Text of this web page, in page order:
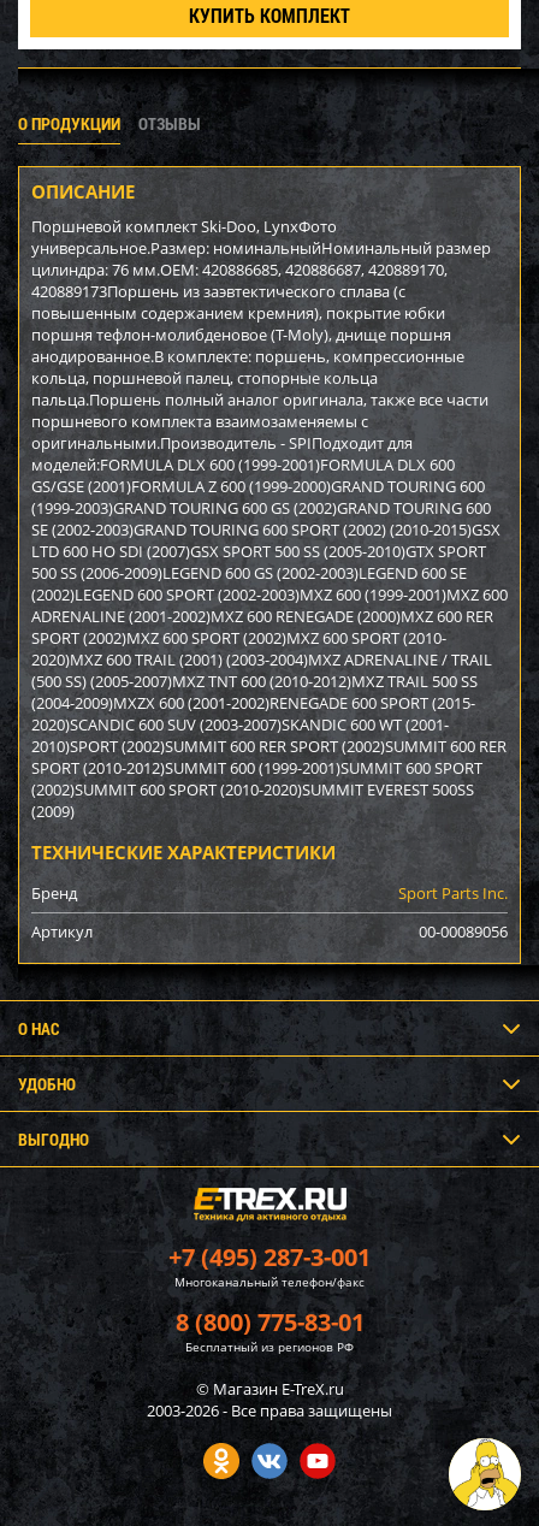
КУПИТЬ КОМПЛЕКТ
О ПРОДУКЦИИ ОТЗЫВЫ
ОПИСАНИЕ
Поршневой комплект Ski-Doo, LynxФото
универсальное.Размер: номинальныйНоминальный размер
цилиндра: 76 мм.OEM: 420886685, 420886687, 420889170,
420889173Поршень из заэвтектического сплава (с
повышенным содержанием кремния), покрытие юбки
поршня тефлон-молибденовое (T-Moly), днище поршня
анодированное.В комплекте: поршень, компрессионные
кольца, поршневой палец, стопорные кольца
пальца.Поршень полный аналог оригинала, также все части
поршневого комплекта взаимозаменяемы с
оригинальными.Производитель - SPIПодходит для
моделей:FORMULA DLX 600 (1999-2001)FORMULA DLX 600
GS/GSE (2001)FORMULA Z 600 (1999-2000)GRAND TOURING 600
(1999-2003)GRAND TOURING 600 GS (2002)GRAND TOURING 600
SE (2002-2003)GRAND TOURING 600 SPORT (2002) (2010-2015)GSX
LTD 600 HO SDI (2007)GSX SPORT 500 SS (2005-2010)GTX SPORT
500 SS (2006-2009)LEGEND 600 GS (2002-2003)LEGEND 600 SE
(2002)LEGEND 600 SPORT (2002-2003)MXZ 600 (1999-2001)MXZ 600
ADRENALINE (2001-2002)MXZ 600 RENEGADE (2000)MXZ 600 RER
SPORT (2002)MXZ 600 SPORT (2002)MXZ 600 SPORT (2010-
2020)MXZ 600 TRAIL (2001) (2003-2004)MXZ ADRENALINE / TRAIL
(500 SS) (2005-2007)MXZ TNT 600 (2010-2012)MXZ TRAIL 500 SS
(2004-2009)MXZX 600 (2001-2002)RENEGADE 600 SPORT (2015-
2020)SCANDIC 600 SUV (2003-2007)SKANDIC 600 WT (2001-
2010)SPORT (2002)SUMMIT 600 RER SPORT (2002)SUMMIT 600 RER
SPORT (2010-2012)SUMMIT 600 (1999-2001)SUMMIT 600 SPORT
(2002)SUMMIT 600 SPORT (2010-2020)SUMMIT EVEREST 500SS
(2009)
ТЕХНИЧЕСКИЕ ХАРАКТЕРИСТИКИ
Бренд
Sport Parts Inc.
Артикул
00-00089056
+7 (495) 287-3-001
Многоканальный телефон/факс
8 (800) 775-83-01
Бесплатный из регионов РФ
© Магазин E-TreX.ru
2003-2026 - Все права защищены
О НАС
УДОБНО
ВЫГОДНО